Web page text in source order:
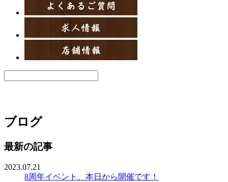
ブログ
最新の記事
2023.07.21
8周年イベント、本日から開催です！